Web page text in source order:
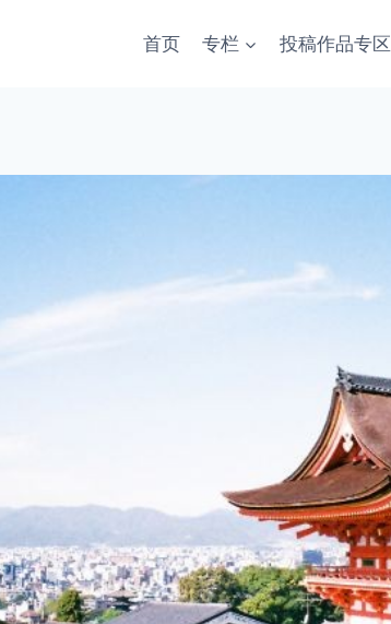
首页 专栏 投稿作品专区